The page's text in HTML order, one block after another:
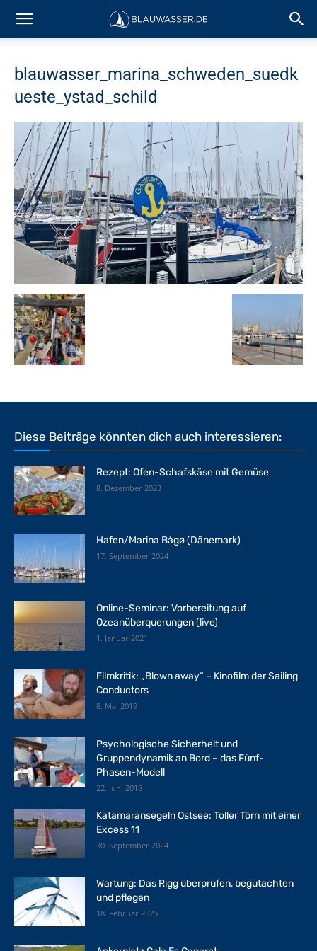
blauwasser_marina_schweden_suedk
ueste_ystad_schild
Diese Beiträge könnten dich auch interessieren:
Rezept: Ofen-Schafskäse mit Gemüse
8. Dezember 2023
Hafen/Marina Bågø (Dänemark)
17. September 2024
Online-Seminar: Vorbereitung auf
Ozeanüberquerungen (live)
1. Januar 2021
Filmkritik: „Blown away“ – Kinofilm der Sailing
Conductors
8. Mai 2019
Psychologische Sicherheit und
Gruppendynamik an Bord – das Fünf-
Phasen-Modell
22. Juni 2018
Katamaransegeln Ostsee: Toller Törn mit einer
Excess 11
30. September 2024
Wartung: Das Rigg überprüfen, begutachten
und pflegen
18. Februar 2025